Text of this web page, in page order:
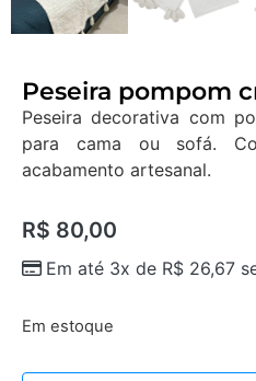
Peseira pompom
Peseira decorativa com
para cama ou sofá.
acabamento artesanal.
R$ 80,00
Em até 3x de R$ 26,67
Em estoque